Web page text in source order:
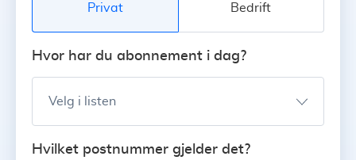
Privat Bedrift
Hvor har du abonnement i dag?
Velg i listen
Hvilket postnummer gjelder det?